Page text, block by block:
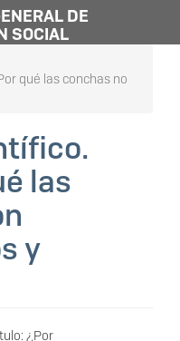
DE
SOCIAL
qué las conchas no
las
y